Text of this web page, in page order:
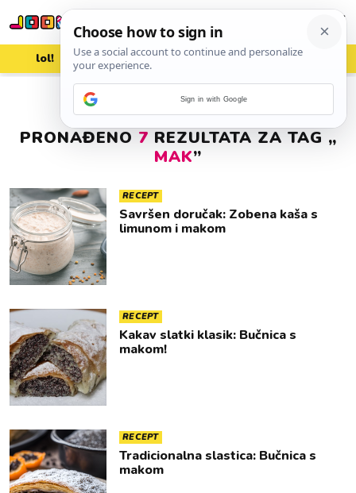
lol! aww vrh! woot?!
PRONAĐENO 7 REZULTATA ZA TAG „
MAK”
RECEPT
Savršen doručak: Zobena kaša s
limunom i makom
RECEPT
Kakav slatki klasik: Bučnica s
makom!
RECEPT
Tradicionalna slastica: Bučnica s
makom
Sign in with Google